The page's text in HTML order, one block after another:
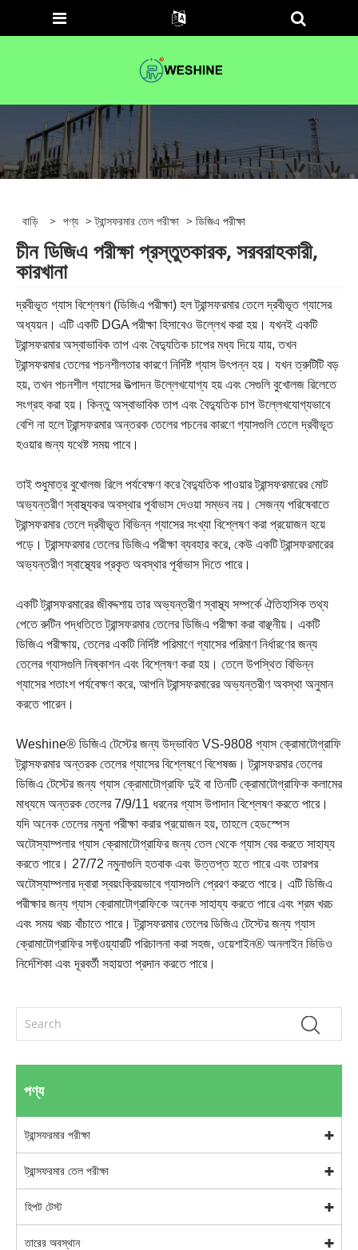
বাড়ি > পণ্য >ট্রান্সফরমার তেল পরীক্ষা > ডিজিএ পরীক্ষা
চীন ডিজিএ পরীক্ষা প্রস্তুতকারক, সরবরাহকারী,
কারখানা
দ্রবীভূত গ্যাস বিশ্লেষণ (ডিজিএ পরীক্ষা) হল ট্রান্সফরমার তেলে দ্রবীভূত গ্যাসের
অধ্যয়ন। এটি একটি DGA পরীক্ষা হিসাবেও উল্লেখ করা হয়। যখনই একটি
ট্রান্সফরমার অস্বাভাবিক তাপ এবং বৈদ্যুতিক চাপের মধ্য দিয়ে যায়, তখন
ট্রান্সফরমার তেলের পচনশীলতার কারণে নির্দিষ্ট গ্যাস উৎপন্ন হয়। যখন ত্রুটিটি বড়
হয়, তখন পচনশীল গ্যাসের উত্পাদন উল্লেখযোগ্য হয় এবং সেগুলি বুখোলজ রিলেতে
সংগ্রহ করা হয়। কিন্তু অস্বাভাবিক তাপ এবং বৈদ্যুতিক চাপ উল্লেখযোগ্যভাবে
বেশি না হলে ট্রান্সফরমার অন্তরক তেলের পচনের কারণে গ্যাসগুলি তেলে দ্রবীভূত
হওয়ার জন্য যথেষ্ট সময় পাবে।
তাই শুধুমাত্র বুখোলজ রিলে পর্যবেক্ষণ করে বৈদ্যুতিক পাওয়ার ট্রান্সফরমারের মোট
অভ্যন্তরীণ স্বাস্থ্যকর অবস্থার পূর্বাভাস দেওয়া সম্ভব নয়। সেজন্য পরিষেবাতে
ট্রান্সফরমার তেলে দ্রবীভূত বিভিন্ন গ্যাসের সংখ্যা বিশ্লেষণ করা প্রয়োজন হয়ে
পড়ে। ট্রান্সফরমার তেলের ডিজিএ পরীক্ষা ব্যবহার করে, কেউ একটি ট্রান্সফরমারের
অভ্যন্তরীণ স্বাস্থ্যের প্রকৃত অবস্থার পূর্বাভাস দিতে পারে।
একটি ট্রান্সফরমারের জীবদ্দশায় তার অভ্যন্তরীণ স্বাস্থ্য সম্পর্কে ঐতিহাসিক তথ্য
পেতে রুটিন পদ্ধতিতে ট্রান্সফরমার তেলের ডিজিএ পরীক্ষা করা বাঞ্ছনীয়। একটি
ডিজিএ পরীক্ষায়, তেলের একটি নির্দিষ্ট পরিমাণে গ্যাসের পরিমাণ নির্ধারণের জন্য
তেলের গ্যাসগুলি নিষ্কাশন এবং বিশ্লেষণ করা হয়। তেলে উপস্থিত বিভিন্ন
গ্যাসের শতাংশ পর্যবেক্ষণ করে, আপনি ট্রান্সফরমারের অভ্যন্তরীণ অবস্থা অনুমান
করতে পারেন।
Weshine® ডিজিএ টেস্টের জন্য উদ্ভাবিত VS-9808 গ্যাস ক্রোমাটোগ্রাফি
ট্রান্সফরমার অন্তরক তেলের গ্যাসের বিশ্লেষণে বিশেষজ্ঞ। ট্রান্সফরমার তেলের
ডিজিএ টেস্টের জন্য গ্যাস ক্রোমাটোগ্রাফি দুই বা তিনটি ক্রোমাটোগ্রাফিক কলামের
মাধ্যমে অন্তরক তেলের 7/9/11 ধরনের গ্যাস উপাদান বিশ্লেষণ করতে পারে।
যদি অনেক তেলের নমুনা পরীক্ষা করার প্রয়োজন হয়, তাহলে হেডস্পেস
অটোস্যাম্পলার গ্যাস ক্রোমাটোগ্রাফির জন্য তেল থেকে গ্যাস বের করতে সাহায্য
করতে পারে। 27/72 নমুনাগুলি হতবাক এবং উত্তপ্ত হতে পারে এবং তারপর
অটোস্যাম্পলার দ্বারা স্বয়ংক্রিয়ভাবে গ্যাসগুলি প্রেরণ করতে পারে। এটি ডিজিএ
পরীক্ষার জন্য গ্যাস ক্রোমাটোগ্রাফিকে অনেক সাহায্য করতে পারে এবং শ্রম খরচ
এবং সময় খরচ বাঁচাতে পারে। ট্রান্সফরমার তেলের ডিজিএ টেস্টের জন্য গ্যাস
ক্রোমাটোগ্রাফির সফ্টওয়্যারটি পরিচালনা করা সহজ, ওয়েশাইন® অনলাইন ভিডিও
নির্দেশিকা এবং দূরবর্তী সহায়তা প্রদান করতে পারে।
পণ্য
ট্রান্সফরমার পরীক্ষা
ট্রান্সফরমার তেল পরীক্ষা
হিপট টেস্ট
তারের অবস্থান